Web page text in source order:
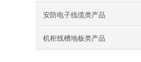
安防电子线缆类产品
机柜线槽地板类产品